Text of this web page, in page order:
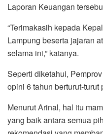
Laporan Keuangan
“Terimakasih kepada
Lampung beserta jajaran
selama ini,” katanya.
Seperti diketahui,
opini 6 tahun berturut-
Menurut Arinal, hal itu
yang baik antara semua